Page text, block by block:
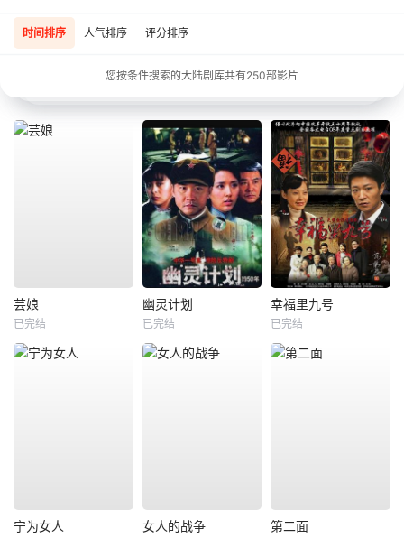
时间排序 人气排序 评分排序
您按条件搜索的大陆剧库共有250部影片
芸娘
已完结
幽灵计划
已完结
幸福里九号
已完结
宁为女人 女人的战争 第二面